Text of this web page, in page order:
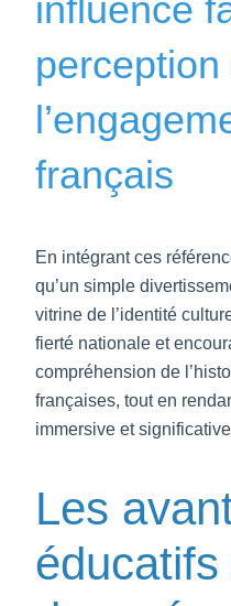
influence
perception
français
En intégrant ces
qu’un simple
vitrine de l’identité
fierté nationale et
compréhension de
françaises, tout en
immersive et
Les